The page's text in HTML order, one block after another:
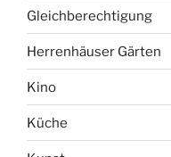
Gleichberechtigung
Herrenhäuser Gärten
Kino
Küche